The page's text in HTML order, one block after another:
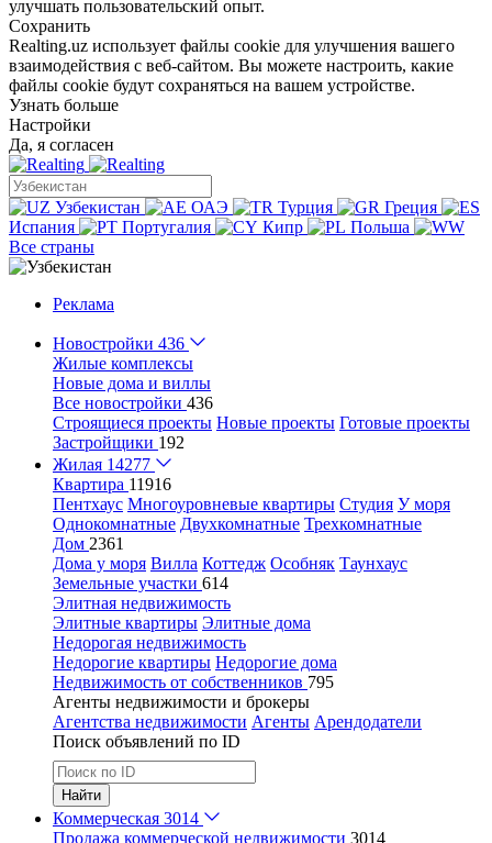
улучшать пользовательский опыт.
Сохранить
Realting.uz использует файлы cookie для улучшения вашего
взаимодействия с веб-сайтом. Вы можете настроить, какие
файлы cookie будут сохраняться на вашем устройстве.
Узнать больше
Настройки
Да, я согласен
Узбекистан ОАЭ Турция
Греция
Испания
Португалия Кипр
Польша
Все страны
Реклама
Новостройки 436
Жилые комплексы
Новые дома и виллы
Все новостройки 436
Строящиеся проекты Новые проекты Готовые проекты
Застройщики 192
Жилая 14277
Квартира 11916
Пентхаус Многоуровневые квартиры Студия У моря
Однокомнатные Двухкомнатные Трехкомнатные
Дом 2361
Дома у моря Вилла Коттедж Особняк Таунхаус
Земельные участки 614
Элитная недвижимость
Элитные квартиры Элитные дома
Недорогая недвижимость
Недорогие квартиры Недорогие дома
Недвижимость от собственников 795
Агенты недвижимости и брокеры
Агентства недвижимости Агенты Арендодатели
Поиск объявлений по ID
Найти
Коммерческая 3014
Продажа коммерческой недвижимости 3014